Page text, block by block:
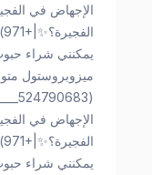
الإجهاض في
يمكنني شراء
الإجهاض في
يمكنني شراء